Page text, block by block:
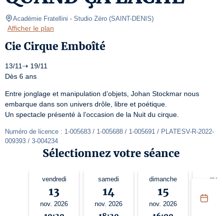
Académie Fratellini - Studio Zéro (SAINT-DENIS)
Afficher le plan
Cie Cirque Emboîté
13/11⇢ 19/11
Dès 6 ans
Entre jonglage et manipulation d’objets, Johan Stockmar nous
embarque dans son univers drôle, libre et poétique.
Un spectacle présenté à l’occasion de la Nuit du cirque.
Numéro de licence : 1-005683 / 1-005688 / 1-005691 / PLATESV-R-2022-
009393 / 3-004234
Sélectionnez votre séance
vendredi
13
nov. 2026
samedi
14
nov. 2026
dimanche
15
nov. 2026 nov.